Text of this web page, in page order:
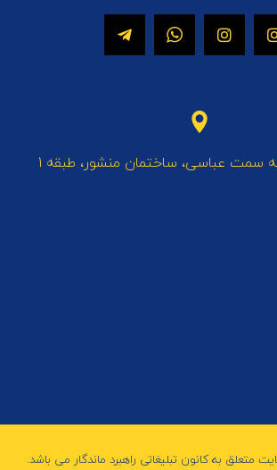
سمت عباسی، ساختمان منشور، طبقه 1
متعلق به کانون تبلیغاتی راهبرد ماندگار می باشد.